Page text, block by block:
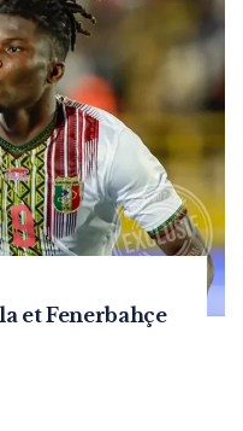
et Fenerbahçe